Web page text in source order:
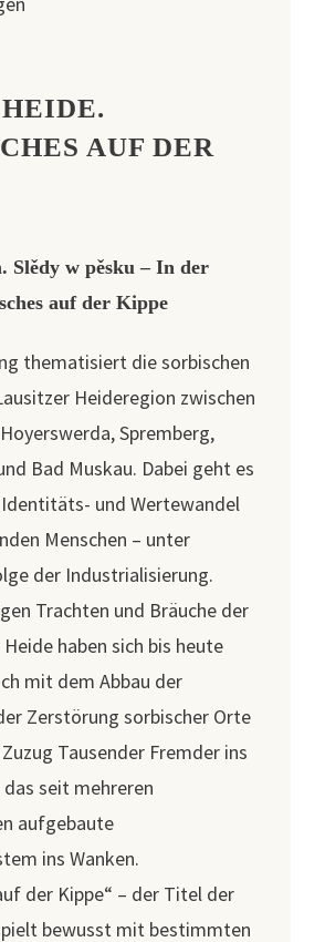
AUF DER
Slědy w pěsku – In der
auf der Kippe
thematisiert die sorbischen
Heideregion zwischen
Spremberg,
Bad Muskau. Dabei geht es
und Wertewandel
Menschen – unter
der Industrialisierung.
Trachten und Bräuche der
haben sich bis heute
mit dem Abbau der
Zerstörung sorbischer Orte
Tausender Fremder ins
seit mehreren
aufgebaute
ins Wanken.
der Kippe“ – der Titel der
bewusst mit bestimmten